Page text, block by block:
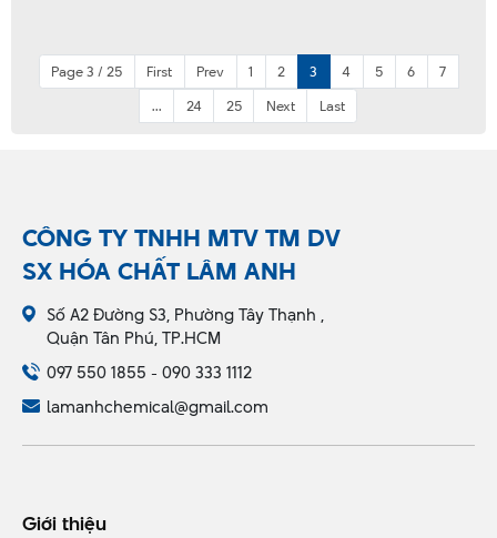
Page 3 / 25 First Prev 1 2 3 4 5 6
7
...
24 25 Next Last
CÔNG TY TNHH MTV TM DV
SX HÓA CHẤT LÂM ANH
Số A2 Đường S3, Phường Tây Thạnh ,
Quận Tân Phú, TP.HCM
097 550 1855 - 090 333 1112
lamanhchemical@gmail.com
Giới thiệu